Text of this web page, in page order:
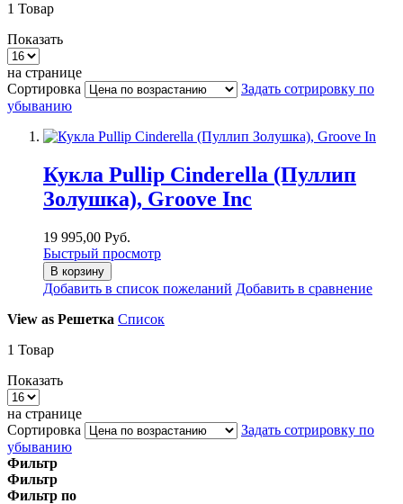
1 Товар
Показать
на странице
Сортировка
Задать сотрировку по
убыванию
Кукла Pullip Cinderella (Пуллип
Золушка), Groove Inc
19 995,00 Руб.
Быстрый просмотр
В корзину
Добавить в список пожеланий Добавить в сравнение
View as Решетка Список
1 Товар
Показать
на странице
Сортировка
Задать сотрировку по
убыванию
Фильтр
Фильтр
Фильтр по